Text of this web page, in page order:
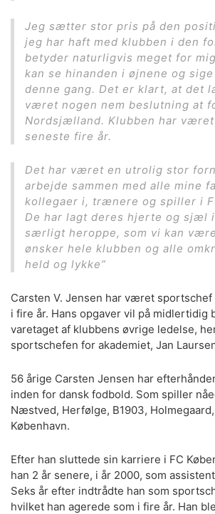
Jeg sætter stor pris på den
jeg har haft med klubben i den
betyder naturligvis meget for
kan se hinanden i øjnene og
denne gang. Det er klart, at det
været nogen nem beslutning at
Nordsjælland. Klubben har
seneste fire år.
Det har været en utrolig stor
arbejde sammen med alle mine
kollegaer i, trænere og spiller i
De har lagt deres hjerte og sjæl
særligt heroppe, som vi kan
ønsker hele klubben og alle
held og lykke”
Carsten V. Jensen har været
i fire år. Hans opgaver vil på midlertidig
varetaget af klubbens øvrige ledelse,
sportschefen for akademiet, Jan
56 årige Carsten Jensen har
inden for dansk fodbold. Som spiller
Næstved, Herfølge, B1903,
København.
Efter han sluttede sin karriere i FC
han 2 år senere, i år 2000, som
Seks år efter indtrådte han som
hvilket han agerede som i fire år. Han